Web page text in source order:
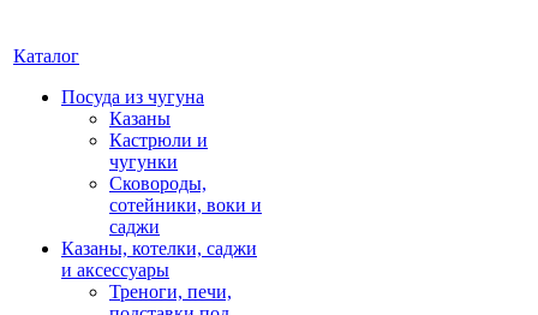
Каталог
Посуда из чугуна
Казаны
Кастрюли и
чугунки
Сковороды,
сотейники, воки и
саджи
Казаны, котелки, саджи
и аксессуары
Треноги, печи,